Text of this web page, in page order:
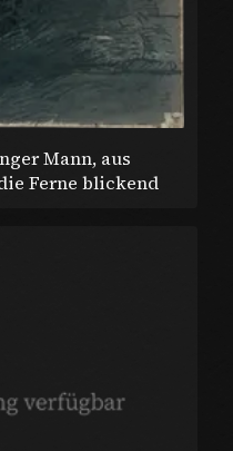
Mann, aus
Ferne blickend